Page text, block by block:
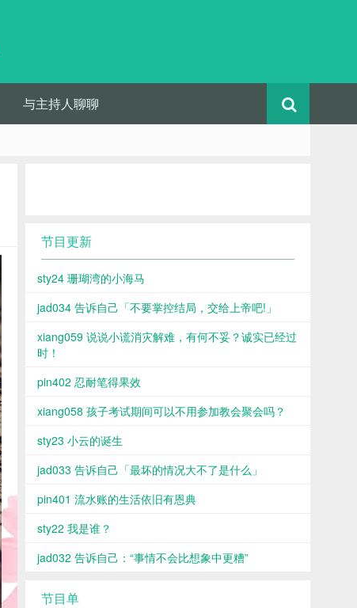
与主持人聊聊
节目更新
sty24 珊瑚湾的小海马
jad034 告诉自己「不要掌控结局，交给上帝吧!」
xiang059 说说小谎消灾解难，有何不妥？诚实已经过
时！
pin402 忍耐笔得果效
xiang058 孩子考试期间可以不用参加教会聚会吗？
sty23 小云的诞生
jad033 告诉自己「最坏的情况大不了是什么」
pin401 流水账的生活依旧有恩典
sty22 我是谁？
jad032 告诉自己：“事情不会比想象中更糟”
节目单